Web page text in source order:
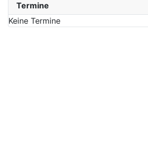
Termine
Keine Termine